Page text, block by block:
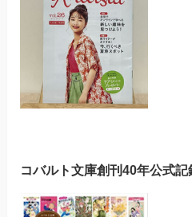
コバルト文庫創刊40年公式記